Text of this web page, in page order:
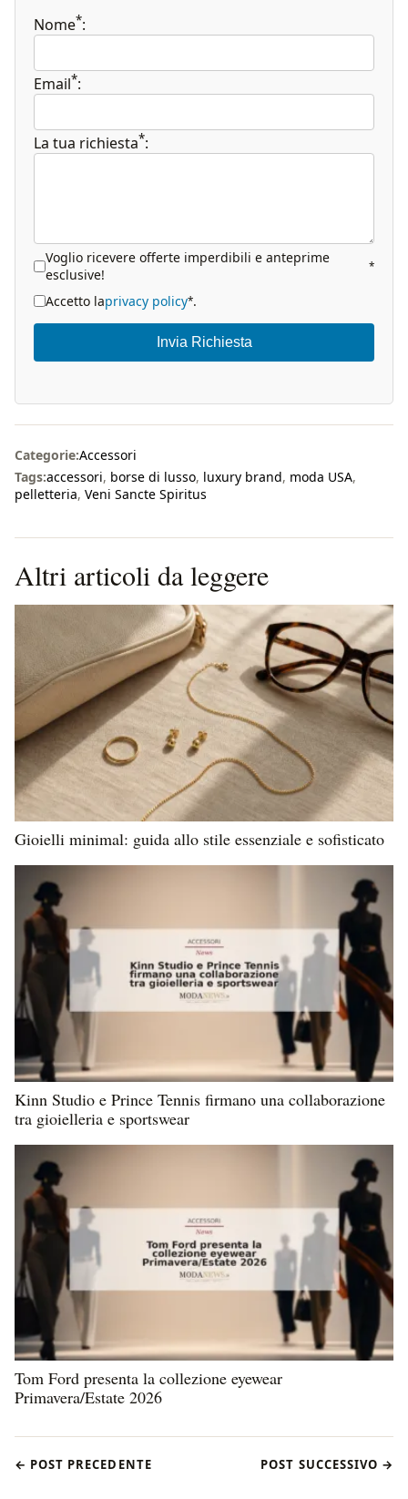
Nome*:
Email*:
La tua richiesta*:
Voglio ricevere offerte imperdibili e anteprime
esclusive!
*
Accetto laprivacy policy*.
Invia Richiesta
Categorie:Accessori
Tags:accessori, borse di lusso, luxury brand, moda USA,
pelletteria, Veni Sancte Spiritus
Altri articoli da leggere
Gioielli minimal: guida allo stile essenziale e sofisticato
Kinn Studio e Prince Tennis firmano una collaborazione
tra gioielleria e sportswear
Tom Ford presenta la collezione eyewear
Primavera/Estate 2026
← POST PRECEDENTE POST SUCCESSIVO →